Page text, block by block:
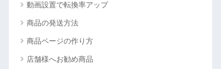
動画設置で転換率アップ
商品の発送方法
商品ページの作り方
店舗様へお勧め商品